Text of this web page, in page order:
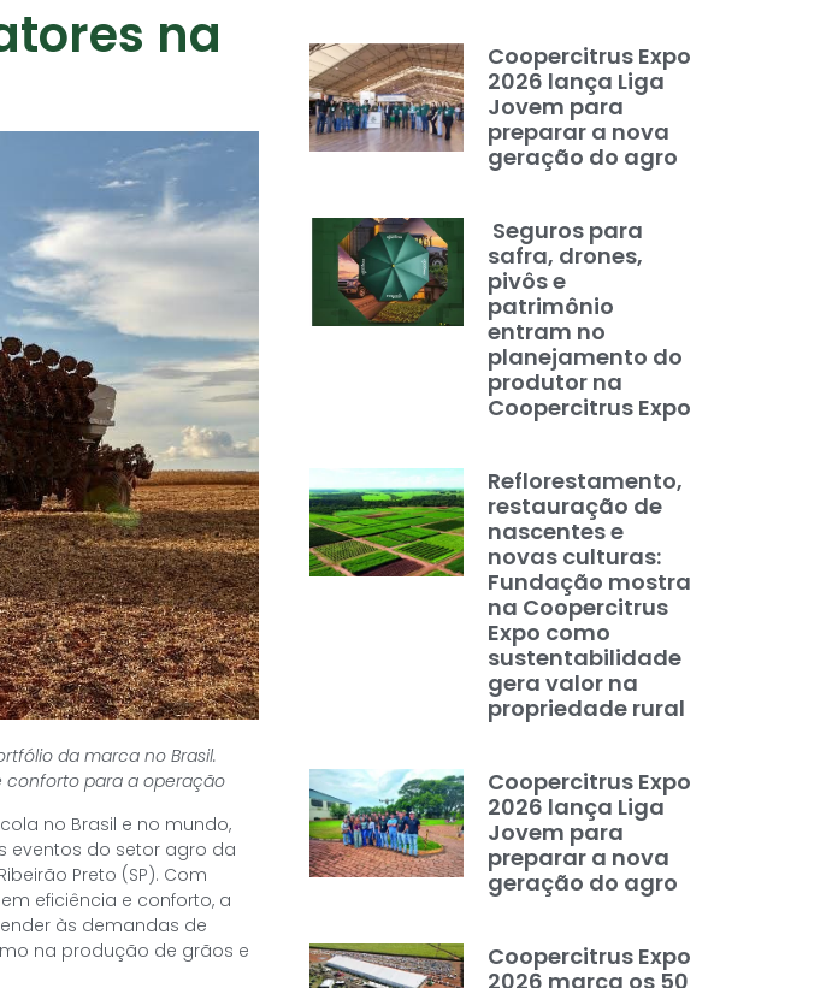
na
da marca no Brasil.
conforto para a operação
no Brasil e no mundo,
eventos do setor agro da
Preto (SP). Com
eficiência e conforto, a
às demandas de
na produção de grãos e
Coopercitrus Expo
2026 lança Liga
Jovem para
preparar a nova
geração do agro
Seguros para
safra, drones,
pivôs e
patrimônio
entram no
planejamento do
produtor na
Coopercitrus Expo
Reflorestamento,
restauração de
nascentes e
novas culturas:
Fundação mostra
na Coopercitrus
Expo como
sustentabilidade
gera valor na
propriedade rural
Coopercitrus Expo
2026 lança Liga
Jovem para
preparar a nova
geração do agro
Coopercitrus Expo
2026 marca os 50